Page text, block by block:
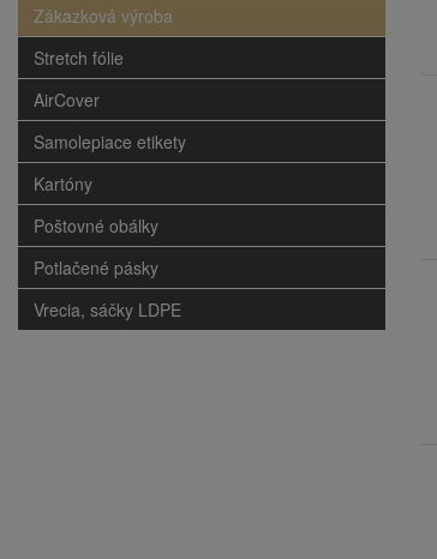
Zákazková výroba
Stretch fólie
AirCover
Samolepiace etikety
Kartóny
Poštovné obálky
Potlačené pásky
Vrecia, sáčky LDPE